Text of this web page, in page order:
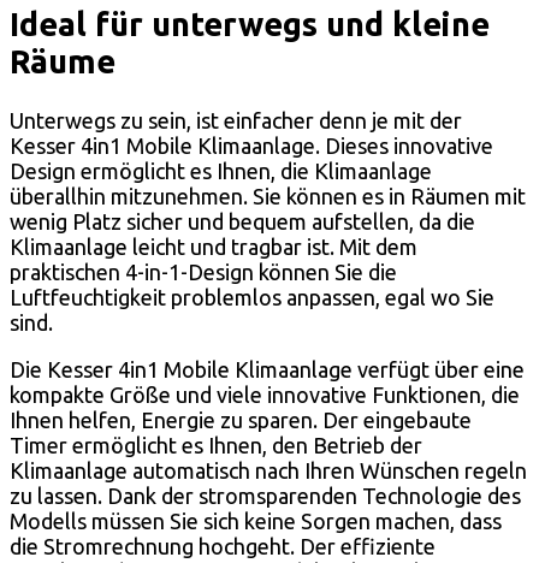
Ideal für unterwegs und kleine
Räume
Unterwegs zu sein, ist einfacher denn je mit der
Kesser 4in1 Mobile Klimaanlage. Dieses innovative
Design ermöglicht es Ihnen, die Klimaanlage
überallhin mitzunehmen. Sie können es in Räumen mit
wenig Platz sicher und bequem aufstellen, da die
Klimaanlage leicht und tragbar ist. Mit dem
praktischen 4-in-1-Design können Sie die
Luftfeuchtigkeit problemlos anpassen, egal wo Sie
sind.
Die Kesser 4in1 Mobile Klimaanlage verfügt über eine
kompakte Größe und viele innovative Funktionen, die
Ihnen helfen, Energie zu sparen. Der eingebaute
Timer ermöglicht es Ihnen, den Betrieb der
Klimaanlage automatisch nach Ihren Wünschen regeln
zu lassen. Dank der stromsparenden Technologie des
Modells müssen Sie sich keine Sorgen machen, dass
die Stromrechnung hochgeht. Der effiziente